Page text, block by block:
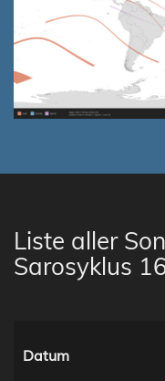
Liste aller
Sarosyklus
Datum